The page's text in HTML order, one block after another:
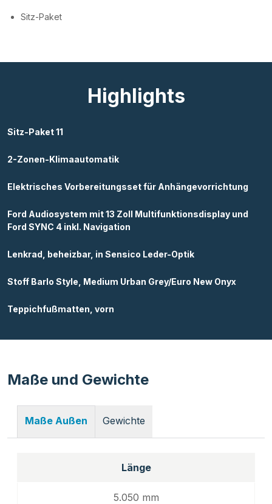
Sitz-Paket
Highlights
Sitz-Paket 11
2-Zonen-Klimaautomatik
Elektrisches Vorbereitungsset für Anhängevorrichtung
Ford Audiosystem mit 13 Zoll Multifunktionsdisplay und
Ford SYNC 4 inkl. Navigation
Lenkrad, beheizbar, in Sensico Leder-Optik
Stoff Barlo Style, Medium Urban Grey/Euro New Onyx
Teppichfußmatten, vorn
Maße und Gewichte
Maße Außen Gewichte
Länge
5.050 mm